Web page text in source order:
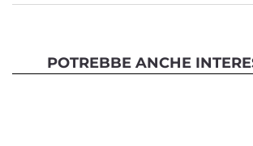
POTREBBE ANCHE